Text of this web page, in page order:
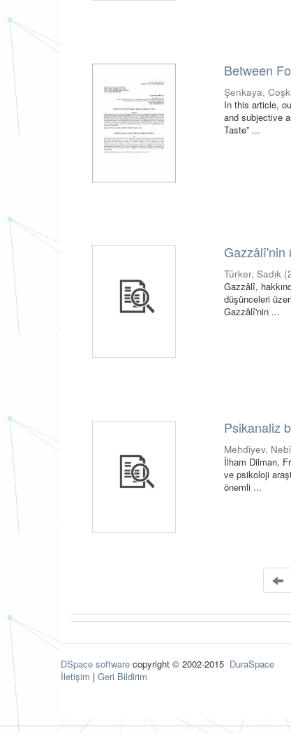
Between
Şenkaya,
In this article,
and subjective
Taste” ...
Gazzâlî'nin
Türker, Sadık (
Gazzâlî,
düşünceleri
Gazzâlî'nin ...
Psikanaliz
Mehdiyev, Nebi
İlham Dilman,
ve psikoloji
önemli ...
DSpace software copyright © 2002-2015 DuraSpace
İletişim | Geri Bildirim